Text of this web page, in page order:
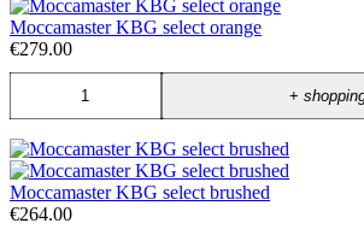
Moccamaster KBG select orange
€279.00
+
Moccamaster KBG select brushed
€264.00